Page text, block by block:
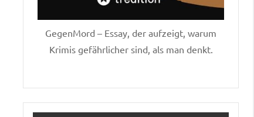
GegenMord – Essay, der aufzeigt, warum
Krimis gefährlicher sind, als man denkt.